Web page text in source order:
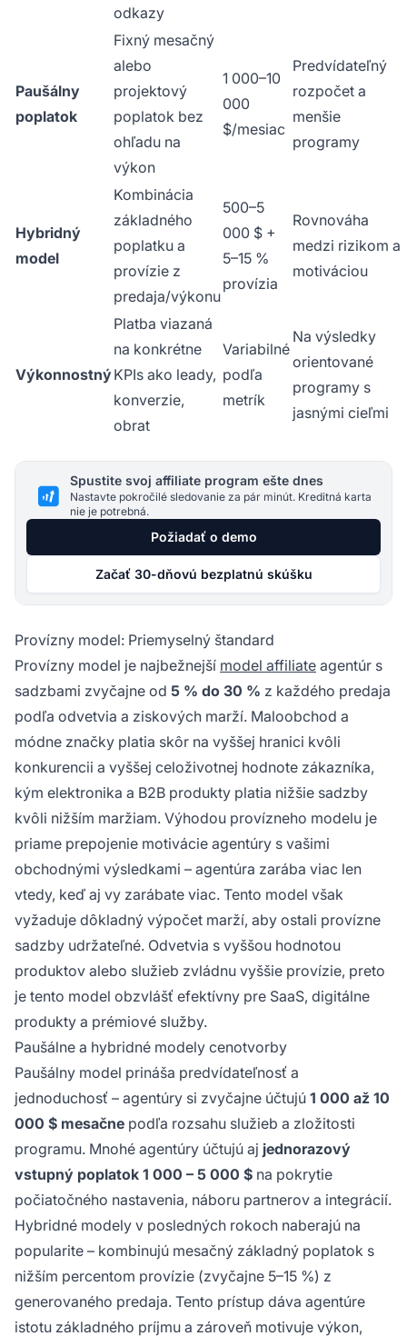
odkazy
Paušálny
poplatok
Fixný mesačný
alebo
projektový
poplatok bez
ohľadu na
výkon
1 000–10
000
$/mesiac
Predvídateľný
rozpočet a
menšie
programy
Hybridný
model
Kombinácia
základného
poplatku a
provízie z
predaja/výkonu
500–5
000 $ +
5–15 %
provízia
Rovnováha
medzi rizikom a
motiváciou
Výkonnostný
Platba viazaná
na konkrétne
KPIs ako leady,
konverzie,
obrat
Variabilné
podľa
metrík
Na výsledky
orientované
programy s
jasnými cieľmi
Spustite svoj affiliate program ešte dnes
Nastavte pokročilé sledovanie za pár minút. Kreditná karta
nie je potrebná.
Požiadať o demo
Začať 30-dňovú bezplatnú skúšku
Provízny model: Priemyselný štandard
Provízny model je najbežnejší model affiliate agentúr s
sadzbami zvyčajne od 5 % do 30 % z každého predaja
podľa odvetvia a ziskových marží. Maloobchod a
módne značky platia skôr na vyššej hranici kvôli
konkurencii a vyššej celoživotnej hodnote zákazníka,
kým elektronika a B2B produkty platia nižšie sadzby
kvôli nižším maržiam. Výhodou provízneho modelu je
priame prepojenie motivácie agentúry s vašimi
obchodnými výsledkami – agentúra zarába viac len
vtedy, keď aj vy zarábate viac. Tento model však
vyžaduje dôkladný výpočet marží, aby ostali provízne
sadzby udržateľné. Odvetvia s vyššou hodnotou
produktov alebo služieb zvládnu vyššie provízie, preto
je tento model obzvlášť efektívny pre SaaS, digitálne
produkty a prémiové služby.
Paušálne a hybridné modely cenotvorby
Paušálny model prináša predvídateľnosť a
jednoduchosť – agentúry si zvyčajne účtujú 1 000 až 10
000 $ mesačne podľa rozsahu služieb a zložitosti
programu. Mnohé agentúry účtujú aj jednorazový
vstupný poplatok 1 000 – 5 000 $ na pokrytie
počiatočného nastavenia, náboru partnerov a integrácií.
Hybridné modely v posledných rokoch naberajú na
popularite – kombinujú mesačný základný poplatok s
nižším percentom provízie (zvyčajne 5–15 %) z
generovaného predaja. Tento prístup dáva agentúre
istotu základného príjmu a zároveň motivuje výkon,